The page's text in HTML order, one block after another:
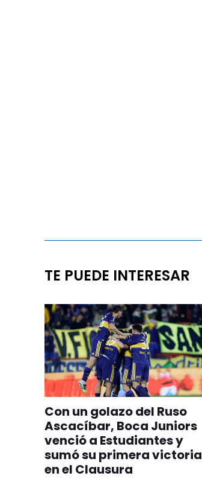
TE PUEDE INTERESAR
Con un golazo del Ruso
Ascacíbar, Boca Juniors
venció a Estudiantes y
sumó su primera victoria
en el Clausura